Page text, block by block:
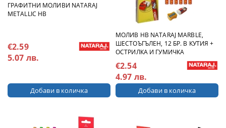
ГРАФИТНИ МОЛИВИ NATARAJ
METALLIC HB
€2.59
5.07 лв.
МОЛИВ HB NATARAJ MARBLE,
ШЕСТОЪГЪЛЕН, 12 БР. В КУТИЯ +
ОСТРИЛКА И ГУМИЧКА
€2.54
4.97 лв.